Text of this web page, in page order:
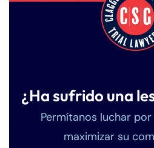
¿Ha sufrido una
Permítanos luchar
maximizar su